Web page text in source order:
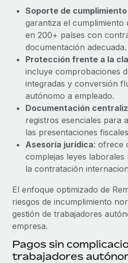
en todo el mundo.
Apertura de entidades
Abre entidades conforme a
Movilidad y reubicación
Reubica a los empleados
Prestaciones
Gestiona las prestaciones de
complicaciones.
Weaviate en resumen Weaviate
código abierto basadas en la
Más información
BLOG
Novedades de producto de
Integraciones con Gusto y
Management Plus
La misión de Remote sigue
todos los tamaños a contratar,
Más información
Pento se convierte en un
con Remote
semanas en hacerlo manualmente
Más información
Soporte de
garantiza el cumplimiento
en 200+ países con
documentación adecuada.
Protección frente a la
incluye comprobaciones
integradas y conversión
autónomo a empleado.
Documentación
registros esenciales para
las presentaciones
Asesoría jurídica: ofrece
complejas leyes laborales
la contratación
El enfoque optimizado de
riesgos de incumplimiento
gestión de trabajadores
empresa.
Pagos sin
trabajadores